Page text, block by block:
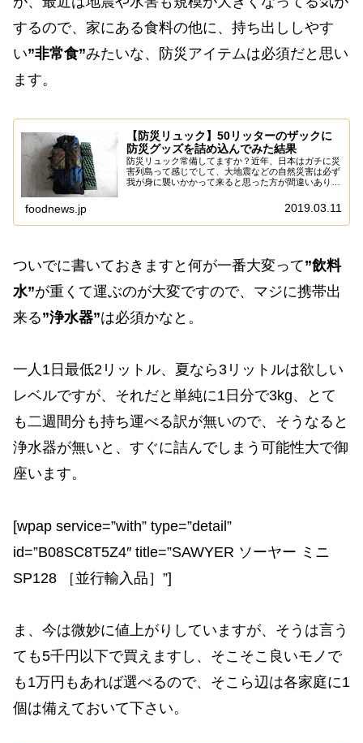
するので、家にある食料の他に、持ち出ししやす
い”非常食”みたいな、防災アイテムは必須だと思い
ます。
【防災リュック】50リッターのザックに
防災グッズを詰め込んでみた結果
防災リュック常備してますか？近年、日本はガチに災
害列島って感じでして、大地震などの自然災害は必ず
我が身に襲いかかって来ると思った方が間違いありま
ッズとかが紹介される感じですが、あえて言おう！
foodnews.jp 2019.03.11
ついでに書いておきますと何が一番大変って”飲料
水”が重くて運ぶのが大変ですので、マジに携帯出
来る”浄水器”は必須かなと。
一人1日最低2リットル、夏なら3リットルは欲しい
レベルですが、それだと単純に1日分で3kg、とて
も二週間分も持ち運べる訳が無いので、そうなると
浄水器が無いと、すぐに詰んでしまう可能性大で御
座います。
[wpap service=”with” type=”detail”
id=”B08SC8T5Z4″ title=”SAWYER ソーヤー ミニ
SP128 ［並行輸入品］”]
ま、今は微妙に値上がりしていますが、そうは言う
ても5千円以下で買えますし、そこそこ良いモノで
も1万円もあれば選べるので、そこら辺は各家庭に1
個は備えておいて下さい。